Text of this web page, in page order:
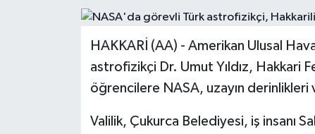
HAKKARİ (AA) - Amerikan Ulusal
astrofizikçi Dr. Umut Yıldız, Hakkari
öğrencilere NASA, uzayın
Valilik, Çukurca Belediyesi, iş insanı
Kültür & Sanat
Son Dakika Haberleri
Haber Arşivi